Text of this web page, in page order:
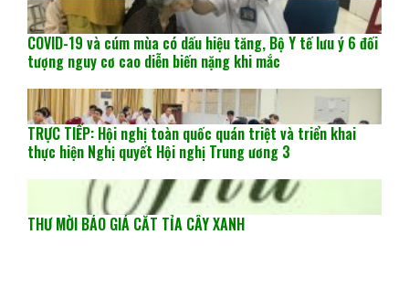
COVID-19 và cúm mùa có dấu hiệu tăng, Bộ Y tế lưu ý 6 đối
tượng nguy cơ cao diễn biến nặng khi mắc
TRỰC TIẾP: Hội nghị toàn quốc quán triệt và triển khai
thực hiện Nghị quyết Hội nghị Trung ương 3
THƯ MỜI BÁO GIÁ CẮT TỈA CÂY XANH